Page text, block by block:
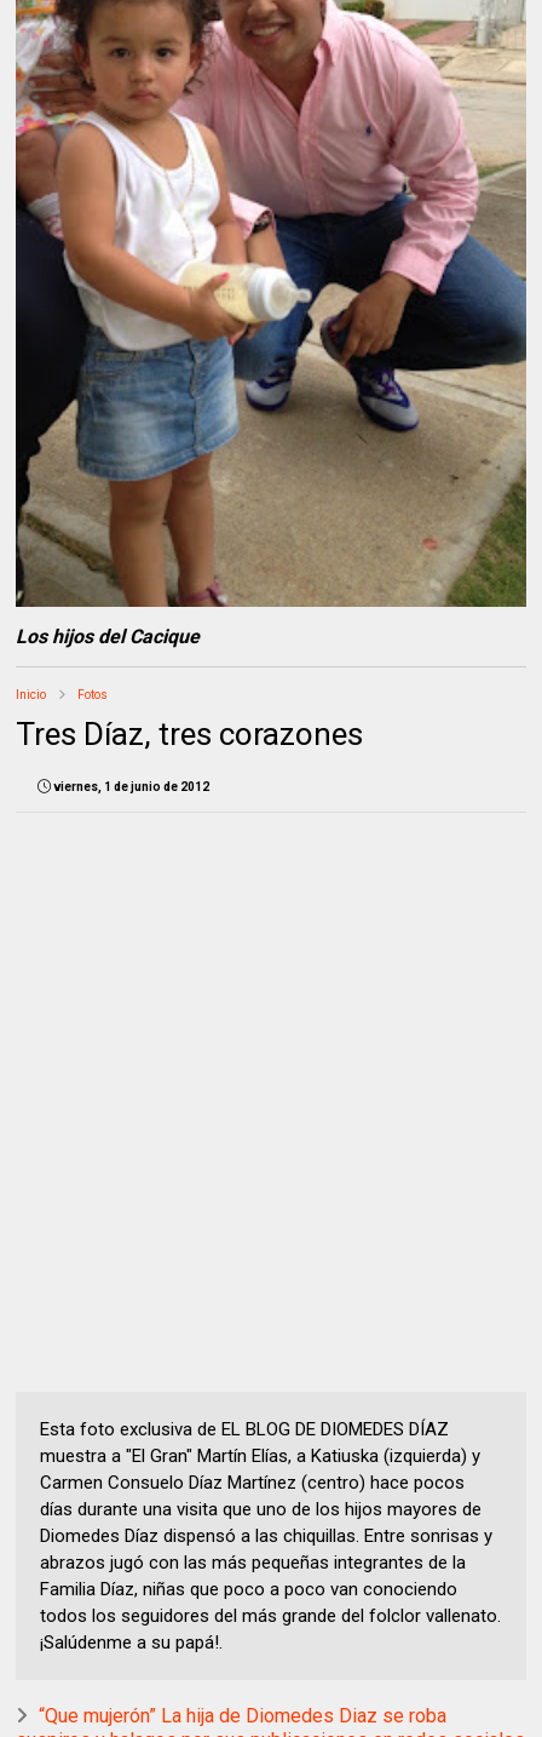
Los hijos del Cacique
Inicio Fotos
Tres Díaz, tres corazones
viernes, 1 de junio de 2012
Esta foto exclusiva de EL BLOG DE DIOMEDES DÍAZ
muestra a "El Gran" Martín Elías, a Katiuska (izquierda) y
Carmen Consuelo Díaz Martínez (centro) hace pocos
días durante una visita que uno de los hijos mayores de
Diomedes Díaz dispensó a las chiquillas. Entre sonrisas y
abrazos jugó con las más pequeñas integrantes de la
Familia Díaz, niñas que poco a poco van conociendo
todos los seguidores del más grande del folclor vallenato.
¡Salúdenme a su papá!.
“Que mujerón” La hija de Diomedes Diaz se roba